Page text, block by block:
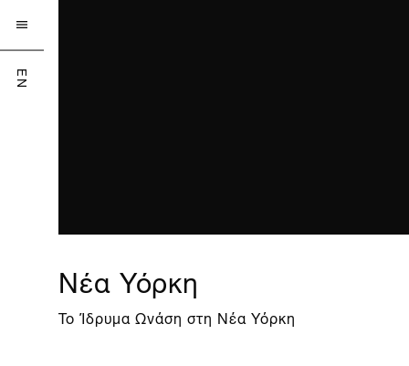

EN
Νέα Υόρκη
To Ίδρυμα Ωνάση στη Νέα Υόρκη